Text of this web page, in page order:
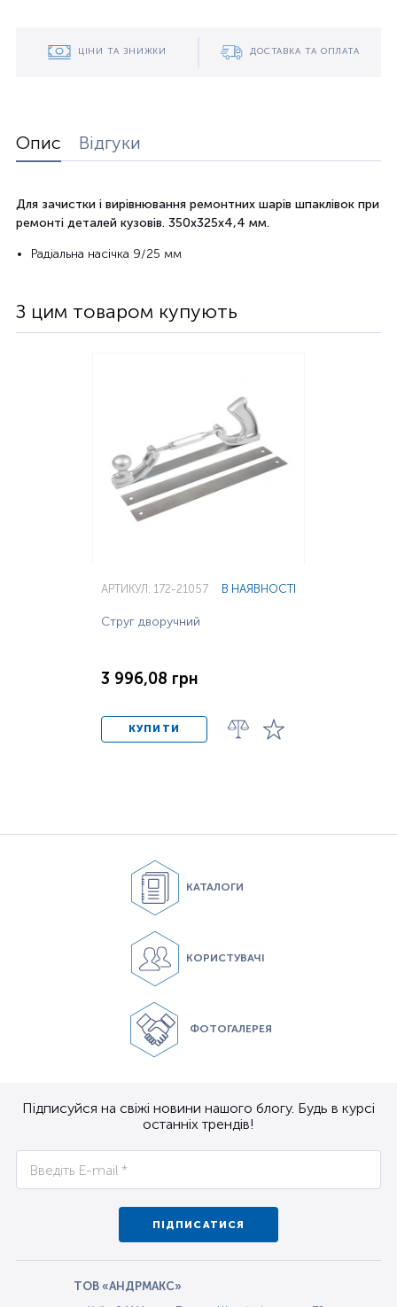
ЦІНИ ТА ЗНИЖКИ ДОСТАВКА ТА ОПЛАТА
Опис Відгуки
Для зачистки і вирівнювання ремонтних шарів шпаклівок при
ремонті деталей кузовів. 350х325х4,4 мм.
Радіальна насічка 9/25 мм
З цим товаром купують
АРТИКУЛ: 172-21057 В НАЯВНОСТІ
Струг дворучний
3 996,08 грн
КУПИТИ
КАТАЛОГИ
КОРИСТУВАЧІ
ФОТОГАЛЕРЕЯ
Підписуйся на свіжі новини нашого блогу. Будь в курсі
останніх трендів!
ПІДПИСАТИСЯ
ТОВ «АНДРМАКС»